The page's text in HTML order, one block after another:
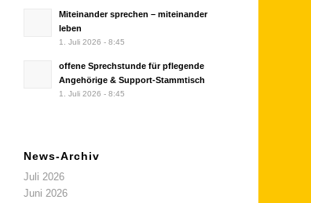
Miteinander sprechen – miteinander
leben
1. Juli 2026 - 8:45
offene Sprechstunde für pflegende
Angehörige & Support-Stammtisch
1. Juli 2026 - 8:45
News-Archiv
Juli 2026
Juni 2026